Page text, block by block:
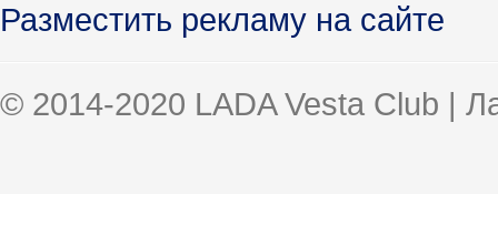
Разместить рекламу на сайте
© 2014-2020 LADA Vesta Club |